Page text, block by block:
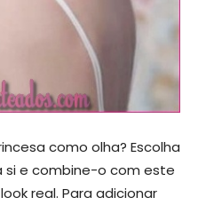
como olha? Escolha
si e combine-o com este
real. Para adicionar